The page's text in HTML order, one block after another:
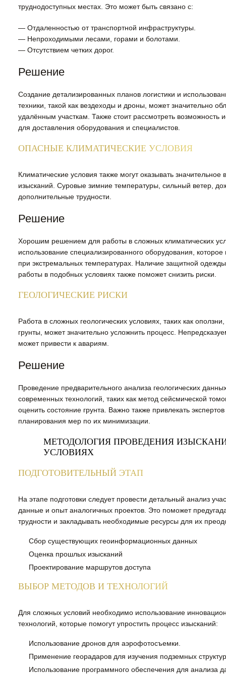
труднодоступных местах. Это может быть связано с:
— Отдаленностью от транспортной инфраструктуры.
— Непроходимыми лесами, горами и болотами.
— Отсутствием четких дорог.
Решение
Создание детализированных планов логистики и
техники, такой как вездеходы и дроны, может значительно
удалённым участкам. Также стоит рассмотреть возможность
для доставления оборудования и специалистов.
ОПАСНЫЕ КЛИМАТИЧЕСКИЕ УСЛОВИЯ
Климатические условия также могут оказывать значительное
изысканий. Суровые зимние температуры, сильный ветер,
дополнительные трудности.
Решение
Хорошим решением для работы в сложных климатических
использование специализированного оборудования,
при экстремальных температурах. Наличие защитной
работы в подобных условиях также поможет снизить риски.
ГЕОЛОГИЧЕСКИЕ РИСКИ
Работа в сложных геологических условиях, таких как
грунты, может значительно усложнить процесс.
может привести к авариям.
Решение
Проведение предварительного анализа геологических
современных технологий, таких как метод сейсмической
оценить состояние грунта. Важно также привлекать
планирования мер по их минимизации.
МЕТОДОЛОГИЯ ПРОВЕДЕНИЯ
УСЛОВИЯХ
ПОДГОТОВИТЕЛЬНЫЙ ЭТАП
На этапе подготовки следует провести детальный анализ
данные и опыт аналогичных проектов. Это поможет
трудности и закладывать необходимые ресурсы для их
Сбор существующих геоинформационных данных
Оценка прошлых изысканий
Проектирование маршрутов доступа
ВЫБОР МЕТОДОВ И ТЕХНОЛОГИЙ
Для сложных условий необходимо использование
технологий, которые помогут упростить процесс изысканий:
Использование дронов для аэрофотосъемки.
Применение георадаров для изучения подземных
Использование программного обеспечения для анализа